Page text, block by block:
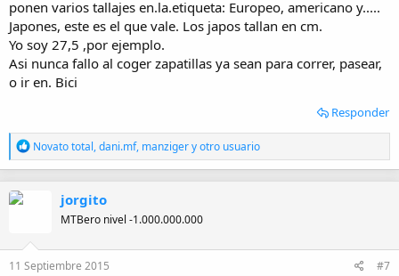
ponen varios tallajes en.la.etiqueta: Europeo, americano y.....
Japones, este es el que vale. Los japos tallan en cm.
Yo soy 27,5 ,por ejemplo.
Asi nunca fallo al coger zapatillas ya sean para correr, pasear,
o ir en. Bici
Responder
R
e
a
n
s
Novato total,dani.mf, manzigery otro usuario
jorgito
MTBero nivel -1.000.000.000
11 Septiembre 2015 #7